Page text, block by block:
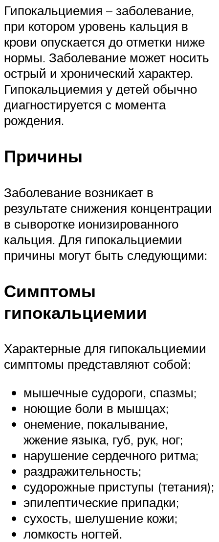
Гипокальциемия – заболевание,
при котором уровень кальция в
крови опускается до отметки ниже
нормы. Заболевание может носить
острый и хронический характер.
Гипокальциемия у детей обычно
диагностируется с момента
рождения.
Причины
Заболевание возникает в
результате снижения концентрации
в сыворотке ионизированного
кальция. Для гипокальциемии
причины могут быть следующими:
Симптомы
гипокальциемии
Характерные для гипокальциемии
симптомы представляют собой:
мышечные судороги, спазмы;
ноющие боли в мышцах;
онемение, покалывание,
жжение языка, губ, рук, ног;
нарушение сердечного ритма;
раздражительность;
судорожные приступы (тетания);
эпилептические припадки;
сухость, шелушение кожи;
ломкость ногтей.